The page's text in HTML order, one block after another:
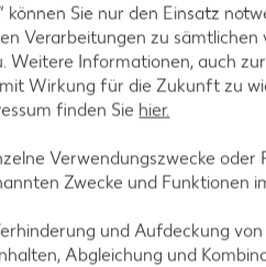
Sie nur den Einsatz
Verarbeitungen zu
Weitere Informationen, auch
Wirkung für die Zukunft zu
finden Sie hier.
Verwendungszwecke
Zwecke und Funktionen
und Aufdeckung
Abgleichung und